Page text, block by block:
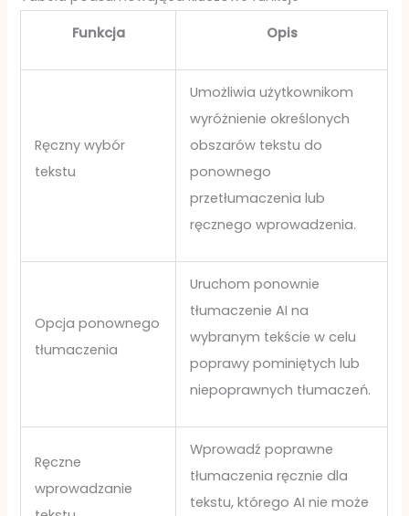
Funkcja
Opis
Ręczny wybór
tekstu
Umożliwia użytkownikom
wyróżnienie określonych
obszarów tekstu do
ponownego
przetłumaczenia lub
ręcznego wprowadzenia.
Opcja ponownego
tłumaczenia
Uruchom ponownie
tłumaczenie AI na
wybranym tekście w celu
poprawy pominiętych lub
niepoprawnych tłumaczeń.
Ręczne
wprowadzanie
Wprowadź poprawne
tłumaczenia ręcznie dla
tekstu, którego AI nie może